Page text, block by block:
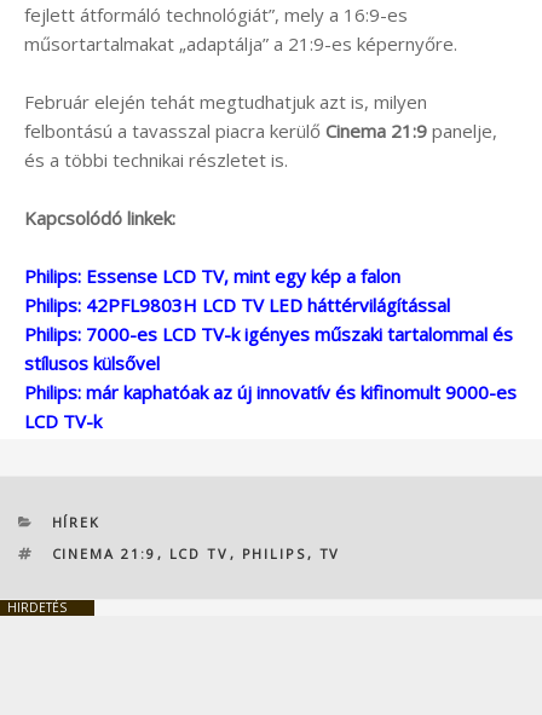
fejlett átformáló technológiát”, mely a 16:9-es
műsortartalmakat „adaptálja” a 21:9-es képernyőre.
Február elején tehát megtudhatjuk azt is, milyen
felbontású a tavasszal piacra kerülő Cinema 21:9 panelje,
és a többi technikai részletet is.
Kapcsolódó linkek:
Philips: Essense LCD TV, mint egy kép a falon
Philips: 42PFL9803H LCD TV LED háttérvilágítással
Philips: 7000-es LCD TV-k igényes műszaki tartalommal és
stílusos külsővel
Philips: már kaphatóak az új innovatív és kifinomult 9000-es
LCD TV-k
KATEGÓRIÁK
HÍREK
CÍMKÉK
CINEMA 21:9 , LCD TV , PHILIPS , TV
HIRDETÉS